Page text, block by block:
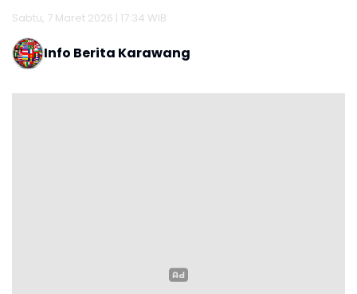
Sabtu, 7 Maret 2026 | 17:34 WIB
Info Berita Karawang